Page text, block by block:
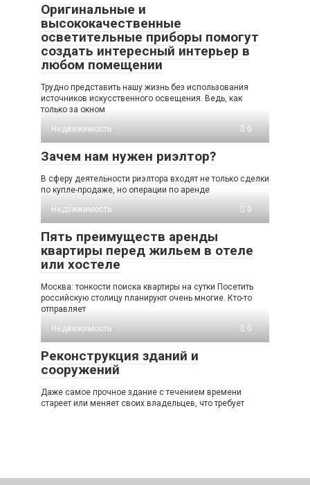
Оригинальные и
высококачественные
осветительные приборы помогут
создать интересный интерьер в
любом помещении
Трудно представить нашу жизнь без использования
источников искусственного освещения. Ведь, как
только за окном
Недвижимость
0
Зачем нам нужен риэлтор?
В сферу деятельности риэлтора входят не только сделки
по купле-продаже, но операции по аренде
Недвижимость
0
Пять преимуществ аренды
квартиры перед жильем в отеле
или хостеле
Москва: тонкости поиска квартиры на сутки Посетить
российскую столицу планируют очень многие. Кто-то
отправляет
Недвижимость
0
Реконструкция зданий и
сооружений
Даже самое прочное здание с течением времени
стареет или меняет своих владельцев, что требует